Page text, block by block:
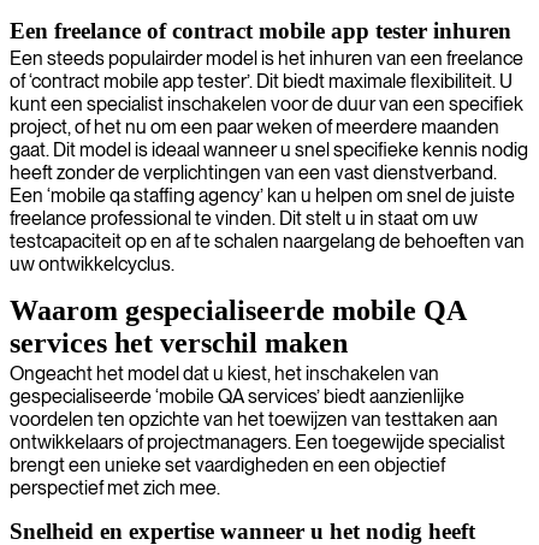
Een freelance of contract mobile app tester inhuren
Een steeds populairder model is het inhuren van een freelance
of ‘contract mobile app tester’. Dit biedt maximale flexibiliteit. U
kunt een specialist inschakelen voor de duur van een specifiek
project, of het nu om een paar weken of meerdere maanden
gaat. Dit model is ideaal wanneer u snel specifieke kennis nodig
heeft zonder de verplichtingen van een vast dienstverband.
Een ‘mobile qa staffing agency’ kan u helpen om snel de juiste
freelance professional te vinden. Dit stelt u in staat om uw
testcapaciteit op en af te schalen naargelang de behoeften van
uw ontwikkelcyclus.
Waarom gespecialiseerde mobile QA
services het verschil maken
Ongeacht het model dat u kiest, het inschakelen van
gespecialiseerde ‘mobile QA services’ biedt aanzienlijke
voordelen ten opzichte van het toewijzen van testtaken aan
ontwikkelaars of projectmanagers. Een toegewijde specialist
brengt een unieke set vaardigheden en een objectief
perspectief met zich mee.
Snelheid en expertise wanneer u het nodig heeft